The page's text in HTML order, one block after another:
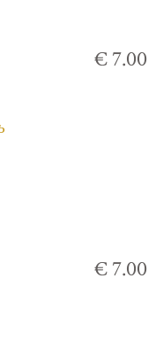
€ 7.00
€ 7.00